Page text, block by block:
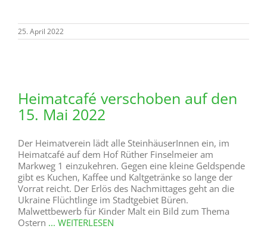
25. April 2022
Heimatcafé verschoben auf den
15. Mai 2022
Der Heimatverein lädt alle SteinhäuserInnen ein, im
Heimatcafé auf dem Hof Rüther Finselmeier am
Markweg 1 einzukehren. Gegen eine kleine Geldspende
gibt es Kuchen, Kaffee und Kaltgetränke so lange der
Vorrat reicht. Der Erlös des Nachmittages geht an die
Ukraine Flüchtlinge im Stadtgebiet Büren.
Malwettbewerb für Kinder Malt ein Bild zum Thema
Ostern ... WEITERLESEN